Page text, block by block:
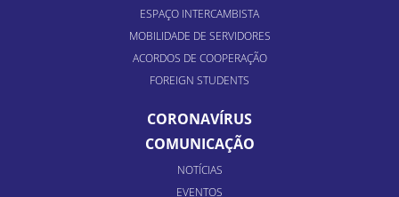
ESPAÇO INTERCAMBISTA
MOBILIDADE DE SERVIDORES
ACORDOS DE COOPERAÇÃO
FOREIGN STUDENTS
CORONAVÍRUS
COMUNICAÇÃO
NOTÍCIAS
EVENTOS